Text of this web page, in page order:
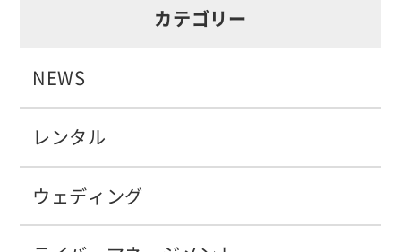
カテゴリー
NEWS
レンタル
ウェディング